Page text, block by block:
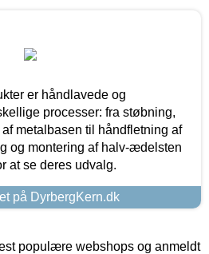
er håndlavede og
processer: fra støbning,
metalbasen til håndfletning af
og montering af halv-ædelsten
at se deres udvalg.
på DyrbergKern.dk
populære webshops og anmeldt